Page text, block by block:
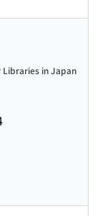
Libraries in Japan